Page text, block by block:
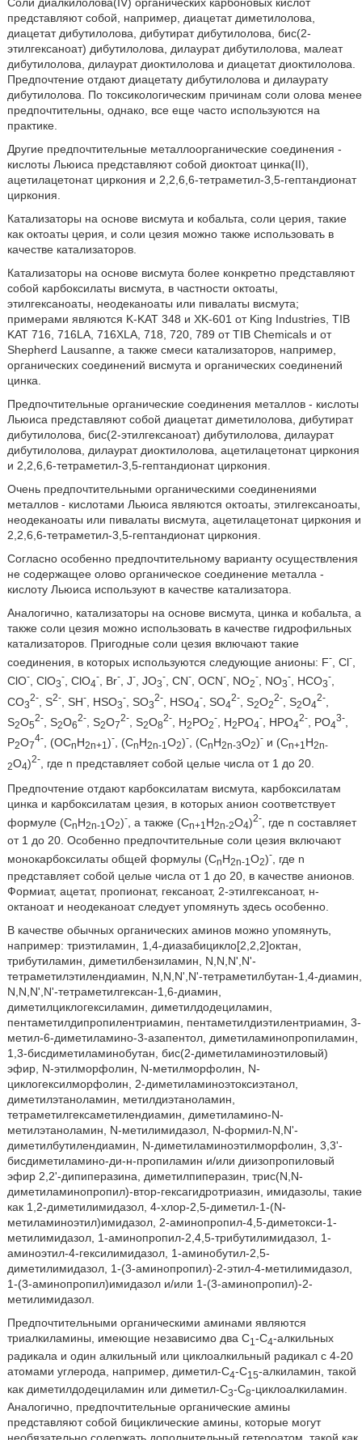
Соли диалкилолова(IV) органических карбоновых кислот
представляют собой, например, диацетат диметилолова,
диацетат дибутилолова, дибутират дибутилолова, бис(2-
этилгексаноат) дибутилолова, дилаурат дибутилолова, малеат
дибутилолова, дилаурат диоктилолова и диацетат диоктилолова.
Предпочтение отдают диацетату дибутилолова и дилаурату
дибутилолова. По токсикологическим причинам соли олова менее
предпочтительны, однако, все еще часто используются на
практике.
Другие предпочтительные металлоорганические соединения -
кислоты Льюиса представляют собой диоктоат цинка(II),
ацетилацетонат циркония и 2,2,6,6-тетраметил-3,5-гептандионат
циркония.
Катализаторы на основе висмута и кобальта, соли церия, такие
как октоаты церия, и соли цезия можно также использовать в
качестве катализаторов.
Катализаторы на основе висмута более конкретно представляют
собой карбоксилаты висмута, в частности октоаты,
этилгексаноаты, неодеканоаты или пивалаты висмута;
примерами являются K-KAT 348 и XK-601 от King Industries, TIB
KAT 716, 716LA, 716XLA, 718, 720, 789 от TIB Chemicals и от
Shepherd Lausanne, а также смеси катализаторов, например,
органических соединений висмута и органических соединений
цинка.
Предпочтительные органические соединения металлов - кислоты
Льюиса представляют собой диацетат диметилолова, дибутират
дибутилолова, бис(2-этилгексаноат) дибутилолова, дилаурат
дибутилолова, дилаурат диоктилолова, ацетилацетонат циркония
и 2,2,6,6-тетраметил-3,5-гептандионат циркония.
Очень предпочтительными органическими соединениями
металлов - кислотами Льюиса являются октоаты, этилгексаноаты,
неодеканоаты или пивалаты висмута, ацетилацетонат циркония и
2,2,6,6-тетраметил-3,5-гептандионат циркония.
Согласно особенно предпочтительному варианту осуществления
не содержащее олово органическое соединение металла -
кислоту Льюиса используют в качестве катализатора.
Аналогично, катализаторы на основе висмута, цинка и кобальта, а
также соли цезия можно использовать в качестве гидрофильных
катализаторов. Пригодные соли цезия включают такие
соединения, в которых используются следующие анионы: F-, Cl-,
ClO-, ClO3
-, ClO4
-, Br-, J-, JO3
-, CN-, OCN-, NO2
-, NO3
-, HCO3
-,
CO3
2-, S2-, SH-, HSO3
-, SO3
2-, HSO4
-, SO4
2-, S2O2
2-, S2O4
2-,
S2O5
2-, S2O6
2-, S2O7
2-, S2O8
2-, H2PO2
-, H2PO4
-, HPO4
2-, PO4
3-,
P2O7
4-, (OCnH2n+1)-, (CnH2n-1O2)-, (CnH2n-3O2)-и (Cn+1H2n-
2O4)2-, где n представляет собой целые числа от 1 до 20.
Предпочтение отдают карбоксилатам висмута, карбоксилатам
цинка и карбоксилатам цезия, в которых анион соответствует
формуле (CnH2n-1O2)-, а также (Cn+1H2n-2O4)2-, где n составляет
от 1 до 20. Особенно предпочтительные соли цезия включают
монокарбоксилаты общей формулы (CnH2n-1 O2)-, где n
представляет собой целые числа от 1 до 20, в качестве анионов.
Формиат, ацетат, пропионат, гексаноат, 2-этилгексаноат, н-
октаноат и неодеканоат следует упомянуть здесь особенно.
В качестве обычных органических аминов можно упомянуть,
например: триэтиламин, 1,4-диазабицикло[2,2,2]октан,
трибутиламин, диметилбензиламин, N,N,N',N'-
тетраметилэтилендиамин, N,N,N',N'-тетраметилбутан-1,4-диамин,
N,N,N',N'-тетраметилгексан-1,6-диамин,
диметилциклогексиламин, диметилдодециламин,
пентаметилдипропилентриамин, пентаметилдиэтилентриамин, 3-
метил-6-диметиламино-3-азапентол, диметиламинопропиламин,
1,3-бисдиметиламинобутан, бис(2-диметиламиноэтиловый)
эфир, N-этилморфолин, N-метилморфолин, N-
циклогексилморфолин, 2-диметиламиноэтоксиэтанол,
диметилэтаноламин, метилдиэтаноламин,
тетраметилгексаметилендиамин, диметиламино-N-
метилэтаноламин, N-метилимидазол, N-формил-N,N'-
диметилбутилендиамин, N-диметиламиноэтилморфолин, 3,3'-
бисдиметиламино-ди-н-пропиламин и/или диизопропиловый
эфир 2,2'-дипиперазина, диметилпиперазин, трис(N,N-
диметиламинопропил)-втор-гексагидротриазин, имидазолы, такие
как 1,2-диметилимидазол, 4-хлор-2,5-диметил-1-(N-
метиламиноэтил)имидазол, 2-аминопропил-4,5-диметокси-1-
метилимидазол, 1-аминопропил-2,4,5-трибутилимидазол, 1-
аминоэтил-4-гексилимидазол, 1-аминобутил-2,5-
диметилимидазол, 1-(3-аминопропил)-2-этил-4-метилимидазол,
1-(3-аминопропил)имидазол и/или 1-(3-аминопропил)-2-
метилимидазол.
Предпочтительными органическими аминами являются
триалкиламины, имеющие независимо два C1 -C4-алкильных
радикала и один алкильный или циклоалкильный радикал с 4-20
атомами углерода, например, диметил-C4-C15-алкиламин, такой
как диметилдодециламин или диметил-C3-C8-циклоалкиламин.
Аналогично, предпочтительные органические амины
представляют собой бициклические амины, которые могут
необязательно содержать дополнительный гетероатом, такой как